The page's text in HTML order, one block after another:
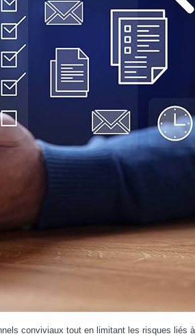
conviviaux tout en limitant les risques liés